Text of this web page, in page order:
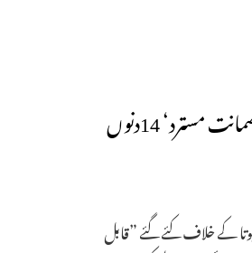
دہلی۔ محمد زبیرکی درخواست ضمانت مسترد‘ 14دنوں
ایک ہندو دیوتا کے خلاف کئے گئے ”قابل